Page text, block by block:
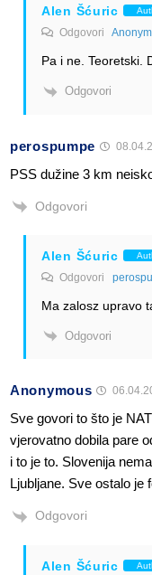
Alen Šćuric
Odgovori
Pa i ne. Teoretski.
Odgovori
perospumpe
PSS dužine 3 km
Odgovori
Alen Šćuric
Odgovori
Ma zalosz upravo
Odgovori
Anonymous
Sve govori to što je
vjerovatno dobila pare
i to je to. Slovenija
Ljubljane. Sve ostalo je
Odgovori
Alen Šćuric